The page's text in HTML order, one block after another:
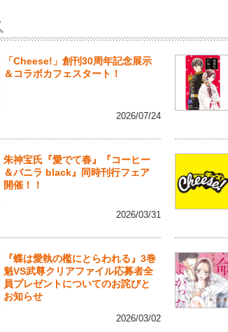
「Cheese!」創刊30周年記念展示
＆コラボカフェスタート！
2026/07/24
朱神宝氏『愛でて春』『コーヒー
＆バニラ black』同時刊行フェア
開催！！
2026/03/31
『蝶は愛執の檻にとらわれる』3巻
魁VS武尊クリアファイル応募者全
員プレゼントについてのお詫びと
お知らせ
2026/03/02